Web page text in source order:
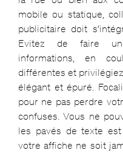
mobile ou statique,
publicitaire doit
Evitez de faire
informations, en
différentes et
élégant et épuré.
pour ne pas perdre
confuses. Vous ne
les pavés de texte
votre affiche ne soit